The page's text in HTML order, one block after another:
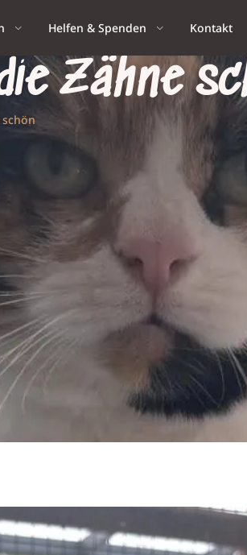
Helfen & Spenden Kontakt
Zähne